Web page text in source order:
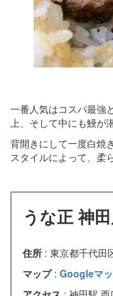
一番人気はコスパ最強
上、そして中にも鰻が
背開きにして一度白焼
スタイルによって、柔
うな正 神
住所 : 東京都千代田
マップ : Googleマ